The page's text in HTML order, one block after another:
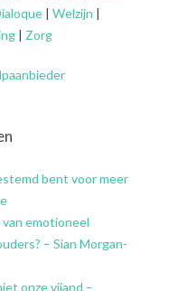
| Welzijn |
| Zorg
bent voor meer
emotioneel
– Sian Morgan-
onze vijand –